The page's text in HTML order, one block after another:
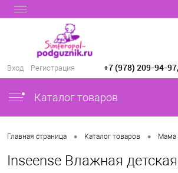
Вход Регистрация +7 (978) 209-94-
Каталог товаров
Главная страница • Каталог товаров • Мама
Inseense Влажная